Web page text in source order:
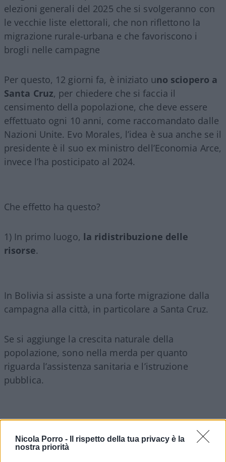
Nicola Porro -
Il rispetto della tua privacy è la
nostra priorità
elezioni generali del 2025 che si svolgeranno con
le vecchie liste elettorali, che non riflettono la
migrazione rurale-urbana e che favoriscono i
brogli nelle campagne
Per questo, 12 giorni fa, è iniziato uno sciopero a
Santa Cruz, per chiedere che si faccia il
censimento della popolazione, che deve essere
effettuato ogni 10 anni, come raccomandato dalle
Nazioni Unite. Evo Morales, l’idea è sua anche se il
presidente è il suo ex ministro dell’Economia Arce,
invece l’ha posticipato al 2024.
Che effetto ha questo?
1) In primo luogo, la ridistribuzione delle
risorse.
In Bolivia si assiste a una forte migrazione dalla
campagna alla città, in particolare a Santa Cruz.
Se si aggiunge la crescita naturale della
popolazione, sono nella merda per quanto
riguarda l’assistenza sanitaria e l’istruzione
pubblica.
I servizi di base non sono crollati perché seguono